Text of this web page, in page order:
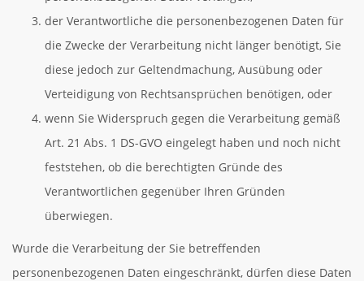
der Verantwortliche die personenbezogenen Daten für
die Zwecke der Verarbeitung nicht länger benötigt, Sie
diese jedoch zur Geltendmachung, Ausübung oder
Verteidigung von Rechtsansprüchen benötigen, oder
wenn Sie Widerspruch gegen die Verarbeitung gemäß
Art. 21 Abs. 1 DS-GVO eingelegt haben und noch nicht
feststehen, ob die berechtigten Gründe des
Verantwortlichen gegenüber Ihren Gründen
überwiegen.
Wurde die Verarbeitung der Sie betreffenden
personenbezogenen Daten eingeschränkt, dürfen diese Daten